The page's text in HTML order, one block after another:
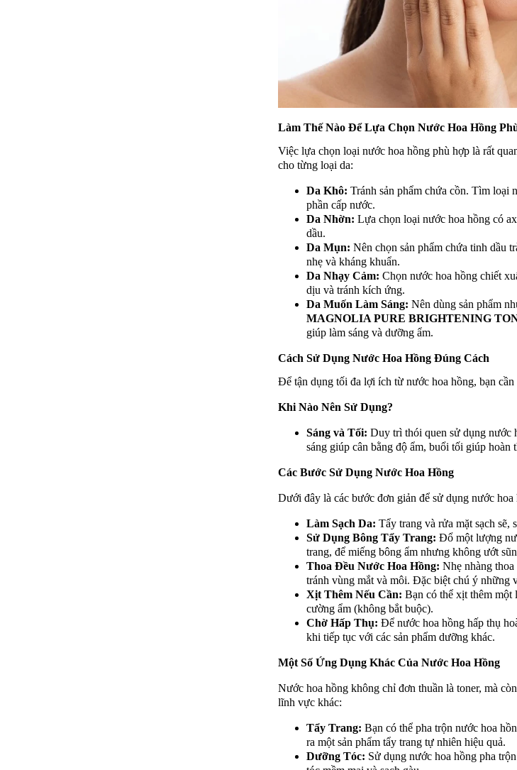
Làm Thế Nào Để Lựa Chọn Nước Hoa Hồng
Việc lựa chọn loại nước hoa hồng phù hợp là rất
cho từng loại da:
Da Khô: Tránh sản phẩm chứa cồn. Tìm loại
phần cấp nước.
Da Nhờn: Lựa chọn loại nước hoa hồng có
dầu.
Da Mụn: Nên chọn sản phẩm chứa tinh dầu
nhẹ và kháng khuẩn.
Da Nhạy Cảm: Chọn nước hoa hồng chiết
dịu và tránh kích ứng.
Da Muốn Làm Sáng: Nên dùng sản phẩm
MAGNOLIA PURE BRIGHTENING
giúp làm sáng và dưỡng ẩm.
Cách Sử Dụng Nước Hoa Hồng Đúng Cách
Để tận dụng tối đa lợi ích từ nước hoa hồng, bạn cần
Khi Nào Nên Sử Dụng?
Sáng và Tối: Duy trì thói quen sử dụng nước
sáng giúp cân bằng độ ẩm, buổi tối giúp hoàn
Các Bước Sử Dụng Nước Hoa Hồng
Dưới đây là các bước đơn giản để sử dụng nước hoa
Làm Sạch Da: Tẩy trang và rửa mặt sạch sẽ,
Sử Dụng Bông Tẩy Trang: Đổ một lượng
trang, để miếng bông ẩm nhưng không ướt
Thoa Đều Nước Hoa Hồng: Nhẹ nhàng
tránh vùng mắt và môi. Đặc biệt chú ý những
Xịt Thêm Nếu Cần: Bạn có thể xịt thêm một
cường ẩm (không bắt buộc).
Chờ Hấp Thụ: Để nước hoa hồng hấp thụ
khi tiếp tục với các sản phẩm dưỡng khác.
Một Số Ứng Dụng Khác Của Nước Hoa Hồng
Nước hoa hồng không chỉ đơn thuần là toner, mà
lĩnh vực khác:
Tẩy Trang: Bạn có thể pha trộn nước hoa
ra một sản phẩm tẩy trang tự nhiên hiệu quả.
Dưỡng Tóc: Sử dụng nước hoa hồng pha